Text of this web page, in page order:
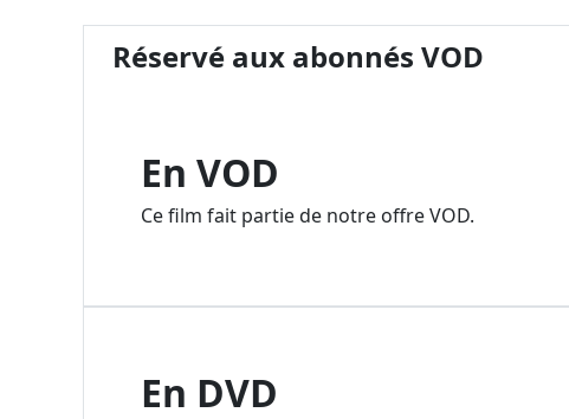
Réservé aux abonnés VOD
En VOD
Ce film fait partie de notre offre VOD.
En DVD